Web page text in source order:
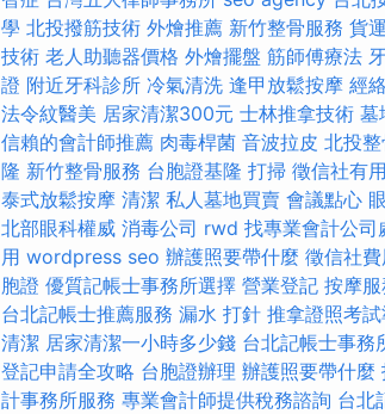
學 北投撥筋技術 外燴推薦 新竹整骨服務 貨
技術 老人助聽器價格 外燴擺盤 筋師傅療法
證 附近牙科診所 冷氣清洗 逢甲放鬆按摩 經
法令紋醫美 居家清潔300元 士林推拿技術 墓
信賴的會計師推薦 肉毒桿菌 音波拉皮 北投
隆 新竹整骨服務 台胞證基隆 打掃 徵信社有
泰式放鬆按摩 清潔 私人墓地買賣 會議點心
北部眼科權威 消毒公司 rwd 找專業會計公司
用 wordpress seo 辦護照要帶什麼 徵信社費
胞證 優質記帳士事務所選擇 營業登記 按摩
台北記帳士推薦服務 漏水 打針 推拿證照考
清潔 居家清潔一小時多少錢 台北記帳士事務
登記申請全攻略 台胞證辦理 辦護照要帶什麼
計事務所服務 專業會計師提供稅務諮詢 台北